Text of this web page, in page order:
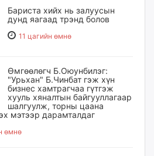
Бариста хийх нь залуусын
дунд яагаад трэнд болов
11 цагийн өмнө
Өмгөөлөгч Б.Оюунбилэг:
"Урьхан" Б.Чинбат гэж хүн
бизнес хамтрагчаа гүтгэж
хууль хяналтын байгууллагаар
шалгуулж, торны цаана
мэтээр дарамталдаг
өмнө